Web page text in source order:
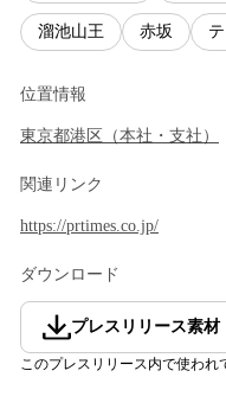
溜池山王 赤坂
位置情報
東京都港区 （本社・支社 ）
関連リンク
https://prtimes.co.jp/
ダウンロード
プレスリリース素材
このプレスリリース内で使わ